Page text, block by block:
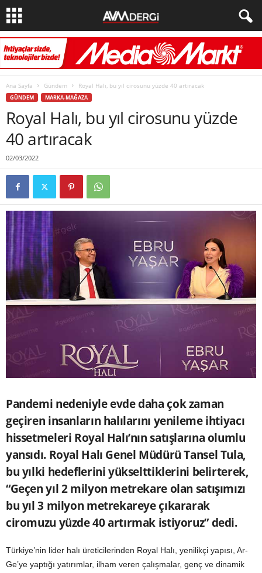
Ana Sayfa Gündem Royal Halı, bu yıl cirosunu yüzde 40 artıracak
GÜNDEM MARKA-MAĞAZA
Royal Halı, bu yıl cirosunu yüzde
40 artıracak
02/03/2022
Pandemi nedeniyle evde daha çok zaman
geçiren insanların halılarını yenileme ihtiyacı
hissetmeleri Royal Halı’nın satışlarına olumlu
yansıdı. Royal Halı Genel Müdürü Tansel Tula,
bu yılki hedeflerini yükselttiklerini belirterek,
“Geçen yıl 2 milyon metrekare olan satışımızı
bu yıl 3 milyon metrekareye çıkararak
ciromuzu yüzde 40 artırmak istiyoruz” dedi.
Türkiye’nin lider halı üreticilerinden Royal Halı, yenilikçi yapısı, Ar-
Ge’ye yaptığı yatırımlar, ilham veren çalışmalar, genç ve dinamik